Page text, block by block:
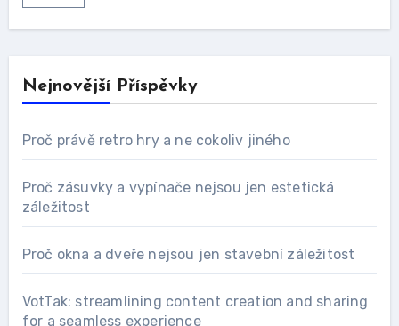
Nejnovější Příspěvky
Proč právě retro hry a ne cokoliv jiného
Proč zásuvky a vypínače nejsou jen estetická
záležitost
Proč okna a dveře nejsou jen stavební záležitost
VotTak: streamlining content creation and sharing
for a seamless experience